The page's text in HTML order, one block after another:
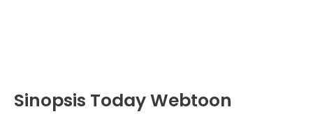
Sinopsis Today Webtoon